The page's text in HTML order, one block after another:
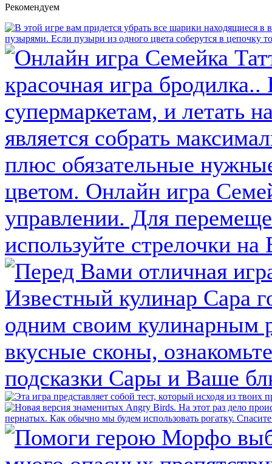
Рекомендуем